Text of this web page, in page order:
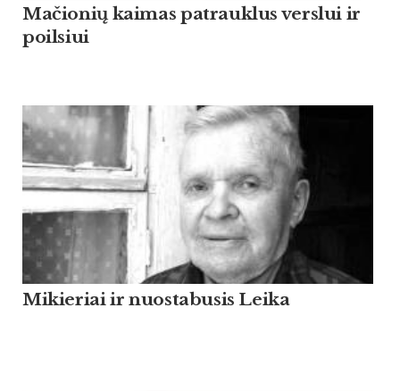
Mačionių kaimas patrauklus verslui ir
poilsiui
Mikieriai ir nuostabusis Leika